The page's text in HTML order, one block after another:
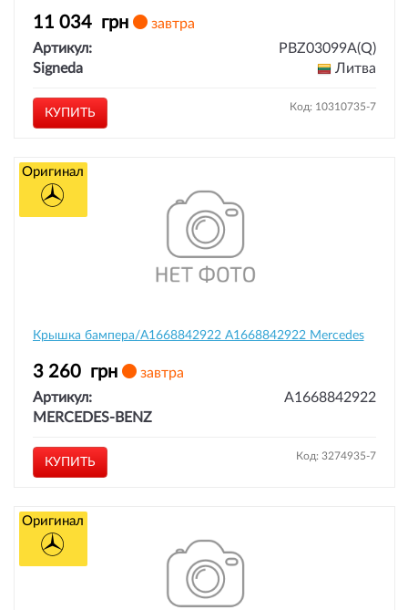
11 034 грн
завтра
Артикул:
PBZ03099A(Q)
Signeda
Литва
КУПИТЬ Код: 10310735-7
Крышка бампера/A1668842922 A1668842922 Mercedes
3 260 грн
завтра
Артикул:
A1668842922
MERCEDES-BENZ
КУПИТЬ Код: 3274935-7
Оригинал
Оригинал